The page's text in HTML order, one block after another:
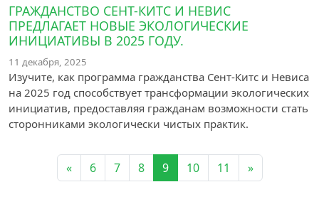
ГРАЖДАНСТВО СЕНТ-КИТС И НЕВИС
ПРЕДЛАГАЕТ НОВЫЕ ЭКОЛОГИЧЕСКИЕ
ИНИЦИАТИВЫ В 2025 ГОДУ.
11 декабря, 2025
Изучите, как программа гражданства Сент-Китс и Невиса
на 2025 год способствует трансформации экологических
инициатив, предоставляя гражданам возможности стать
сторонниками экологически чистых практик.
« 6 7 8 9 10 11 »